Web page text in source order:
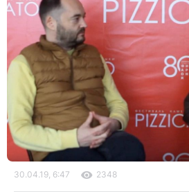
30.04.19, 6:47 2348